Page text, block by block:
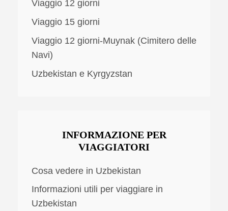
Viaggio 12 giorni
Viaggio 15 giorni
Viaggio 12 giorni-Muynak (Cimitero delle
Navi)
Uzbekistan e Kyrgyzstan
INFORMAZIONE PER
VIAGGIATORI
Cosa vedere in Uzbekistan
Informazioni utili per viaggiare in
Uzbekistan